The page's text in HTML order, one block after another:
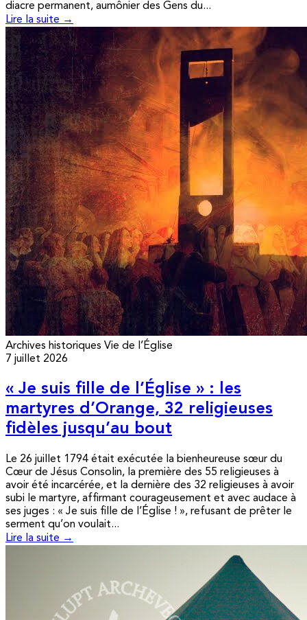
diacre permanent, aumônier des Gens du...
Lire la suite →
Archives historiques Vie de l’Église
7 juillet 2026
« Je suis fille de l’Église » : les
martyres d’Orange, 32 religieuses
fidèles jusqu’au bout
Le 26 juillet 1794 était exécutée la bienheureuse sœur du
Cœur de Jésus Consolin, la première des 55 religieuses à
avoir été incarcérée, et la dernière des 32 religieuses à avoir
subi le martyre, affirmant courageusement et avec audace à
ses juges : « Je suis fille de l’Église ! », refusant de prêter le
serment qu’on voulait...
Lire la suite →